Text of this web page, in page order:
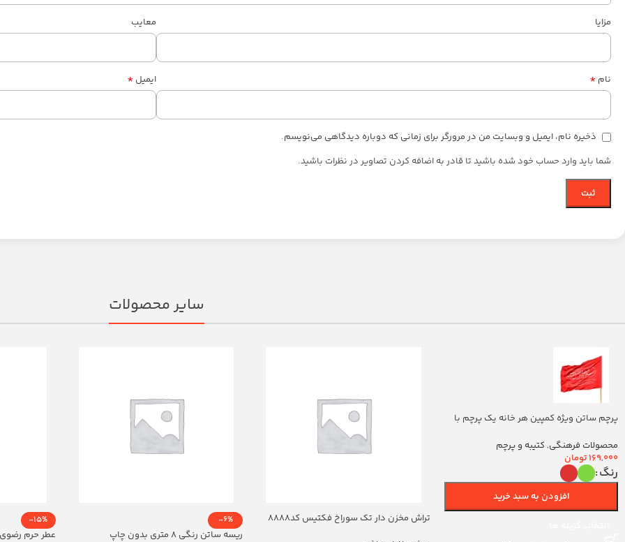
مزایا معایب
نام * ایمیل *
ذخیره نام، ایمیل و وبسایت من در مرورگر برای زمانی که دوباره دیدگاهی می‌نویسم.
شما باید وارد حساب خود شده باشید تا قادر به اضافه کردن تصاویر در نظرات باشید.
سایر محصولات
پرچم ساتن ویژه کمپین هر خانه یک پرچم با
محصولات فرهنگی, کتیبه و پرچم
169,000تومان
رنگ
افزودن به سبد خرید
تراش مخزن دار تک سوراخ فکتیس کد8888
-6%
ریسه ساتن رنگی 8 متری بدون چاپ
-15%
عطر حرم رضوی 20ml